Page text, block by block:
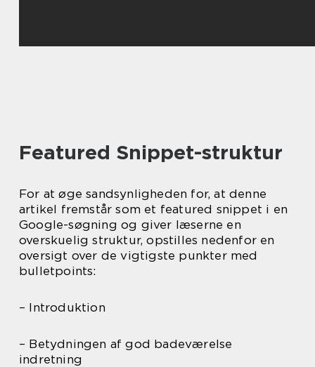
Featured Snippet-struktur
For at øge sandsynligheden for, at denne
artikel fremstår som et featured snippet i en
Google-søgning og giver læserne en
overskuelig struktur, opstilles nedenfor en
oversigt over de vigtigste punkter med
bulletpoints:
– Introduktion
– Betydningen af god badeværelse
indretning